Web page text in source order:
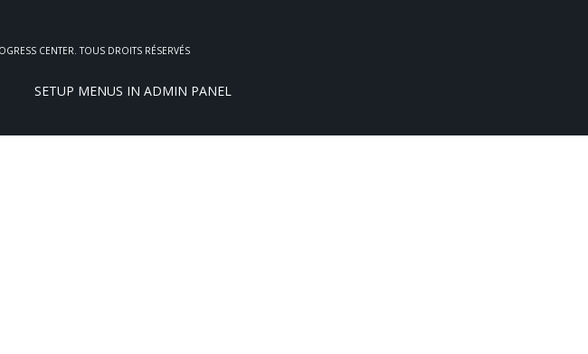
CENTER. TOUS DROITS RÉSERVÉS
SETUP MENUS IN ADMIN PANEL